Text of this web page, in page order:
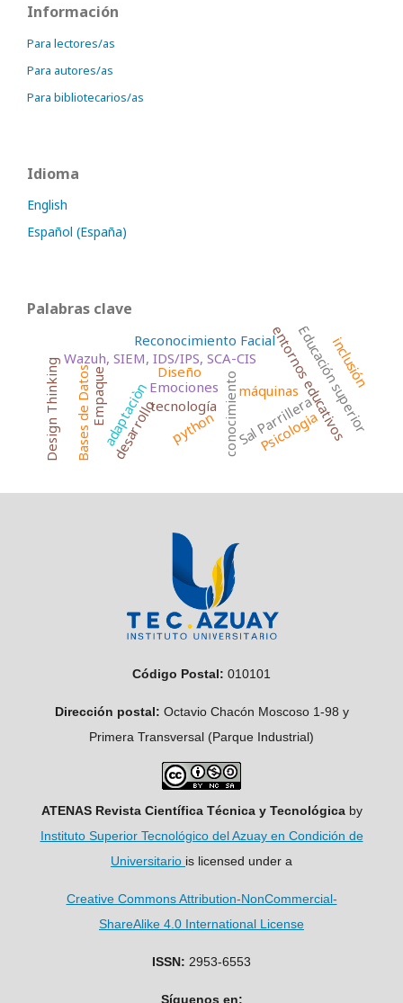
Información
Para lectores/as
Para autores/as
Para bibliotecarios/as
Idioma
English
Español (España)
Palabras clave
tecnología
máquinas
conocimiento
desarrollo
adaptaciòn entornos educativos
Wazuh, SIEM, IDS/IPS, SCA-CIS Educación superior
Diseño
Design Thinking Empaque Sal Parrillera
Bases de Datos python
Emociones
Psicologia
Reconocimiento Facial inclusión
Código Postal: 010101
Dirección postal: Octavio Chacón Moscoso 1-98 y
Primera Transversal (Parque Industrial)
ATENAS Revista Científica Técnica y Tecnológicaby
Instituto Superior Tecnológico del Azuay en Condición de
Universitario is licensed under a
Creative Commons Attribution-NonCommercial-
ShareAlike 4.0 International License
ISSN: 2953-6553
Síguenos en: